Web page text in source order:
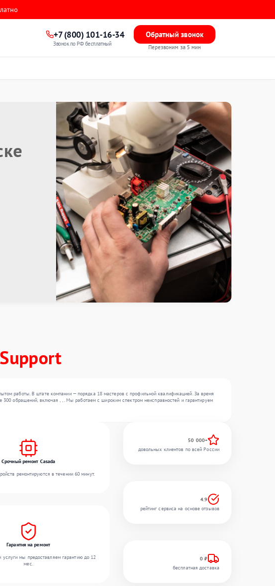
+7 (800) 101-16-34
Звонок по РФ бесплатный
Обратный звонок
Перезвоним за 5 мин
работы. В штате компании — порядка 18 мастеров с профильной квалификацией. За время
обращений, включая , , . Мы работаем с широким спектром неисправностей и гарантируем
Срочный ремонт Casada
ремонтируются в течении 60 минут.
Гарантия на ремонт
услуги мы предоставляем гарантию до 12
мес.
50 000+
довольных клиентов по всей России
4.9
рейтинг сервиса на основе отзывов
0 ₽
бесплатная доставка